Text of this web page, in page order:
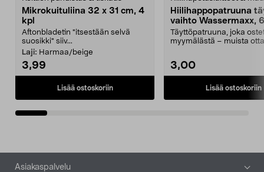
Mikrokuituliina 32 x 31 cm, 4
kpl
Aftonbladetin "itsestään selvä
suosikki" siiv...
Laji: Harmaa/beige
3,99
Lisää ostoskoriin
Hiilihappopatruuna
vaihto Wassermaxx,
Täyttöpatruuna, joka
myymälästä – muista
3,00
Lisää ostoskoriin
Alatunniste
Asiakaspalvelu